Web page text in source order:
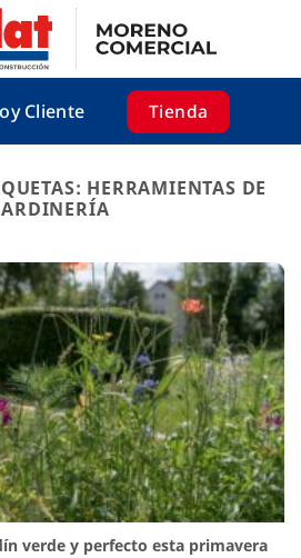
Cliente
Tienda
HERRAMIENTAS DE
verde y perfecto esta primavera